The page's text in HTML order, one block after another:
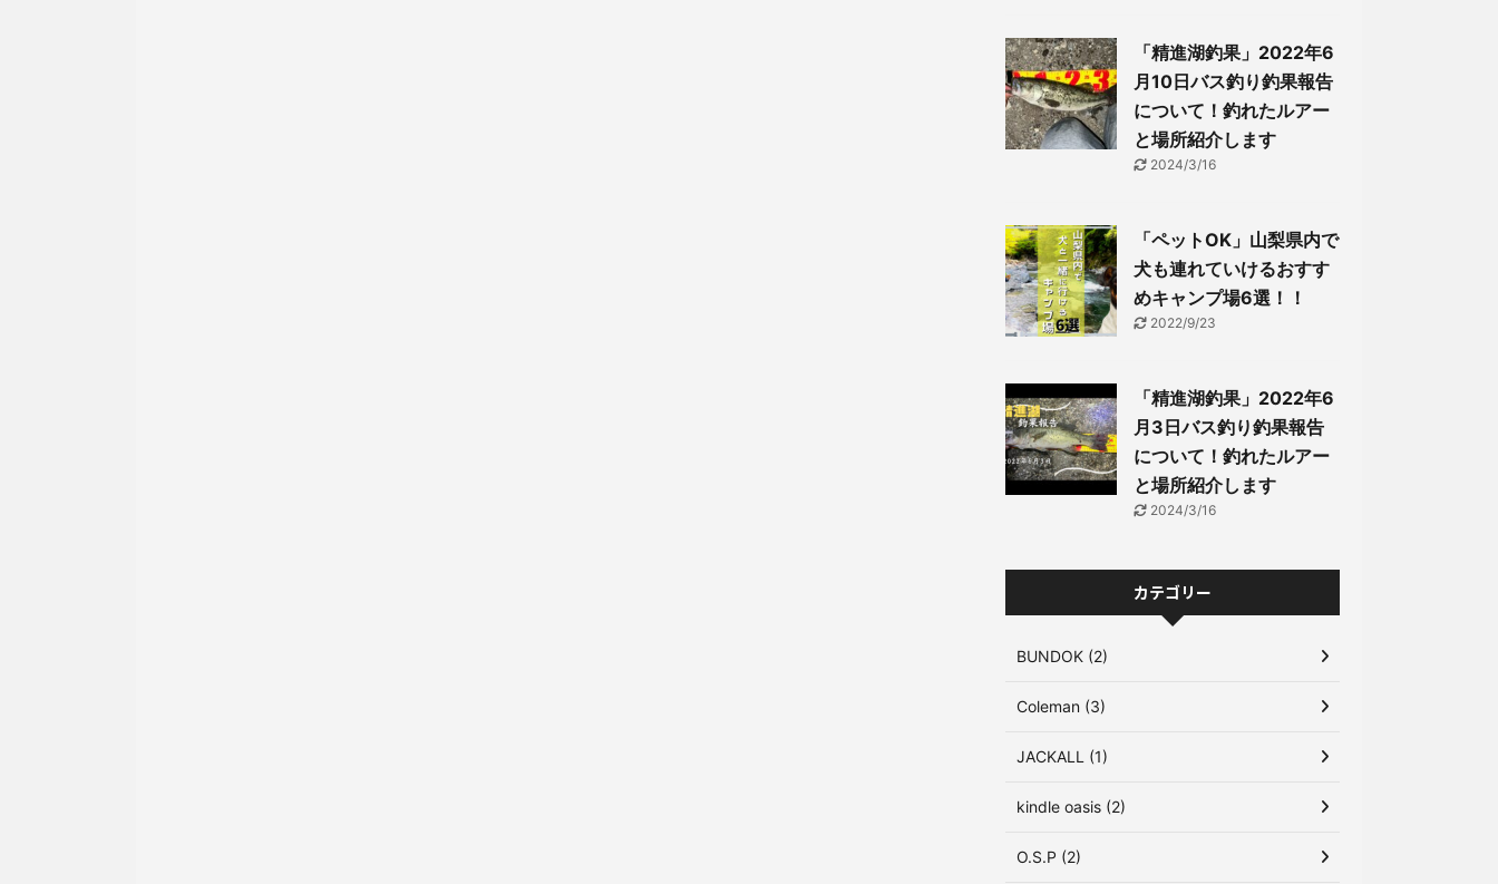
「精進湖釣果」2022年6
月10日バス釣り釣果報告
について！釣れたルアー
と場所紹介します
2024/3/16
「ペットOK」山梨県内で
犬も連れていけるおすす
めキャンプ場6選！！
2022/9/23
「精進湖釣果」2022年6
月3日バス釣り釣果報告
について！釣れたルアー
と場所紹介します
2024/3/16
カテゴリー
BUNDOK (2)
Coleman (3)
JACKALL (1)
kindle oasis (2)
O.S.P (2)